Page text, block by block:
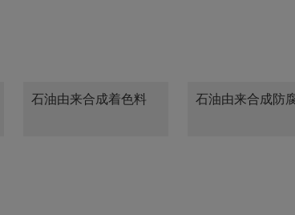
石油由来合成着色料 石油由来合成防